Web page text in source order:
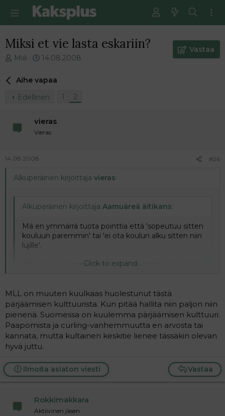
Miksi et vie lasta eskariin?
V
e
t
e
t
n
l
Miili
E
s
m
i
n
e
i
14.08.2008
Vastaa
Aihe vapaa
Edellinen
1 2
vieras
Vieras
14.08.2008 #26
Alkuperäinen kirjoittaja vieras:
Alkuperäinen kirjoittaja Aamuäreä äitikans:
Mä en ymmärrä tuota pointtia että 'sopeutuu sitten
kouluun paremmin' tai 'ei ota koulun alku sitten niin
lujille'.
Alku se on jokatapauksessa- alkaa sitten joko eskari
Mutta itse kysymykseen- en vielä tiedä, sitä olen
tässä yrittänyt pähkäillä. Kerho on meilläkin ja
kirjaimia ja numeroita on opetellut kotona aika
tavalla jo kun kiinnostavat.
Vuosi olis vielä aikaa miettiä.
Click to expand...
En minäkään ymmärrä. Lapsuus vain lyhenee joka
suhteessa nykyään. Pitää olla omatoiminen ja osaava,
hallita kouluasioita jo eskarissa, pärjätä, uskaltaa... Eskari
on hyvä juttu, JOS se tehdään, kuten se pitäsi tehdä.
Tuntuu, että lapsi pitää laittaa opettelemaan ja
pärjäämään, olemaan omillaan ja sopeutumaan jo
Miksi. En ymmärrä, mutta luojan kiitos ei mun tarvikaan.
Click to expand...
MLL on muuten kuulkaas huolestunut tästä
pärjäämisen kulttuurista. Kun pitää hallita niin paljon niin
pienenä. Suomessa on kuulemma pärjäämisen kulttuuri.
Paapomista ja curling-vanhemmuutta en arvosta tai
kannata, mutta kultainen keskitie lienee tässäkin olevan
hyvä juttu.
Vastaa
Ilmoita asiaton viesti
Rokkimakkara
Aktiivinen jäsen